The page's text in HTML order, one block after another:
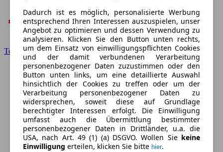
Toyota
Dadurch ist es möglich, personalisierte Werbung
entsprechend Ihren Interessen auszuspielen, unser
Angebot zu optimieren und dessen Verwendung zu
analysieren. Klicken Sie den Button unten rechts,
um dem Einsatz von einwilligungspflichten Cookies
und der damit verbundenen Verarbeitung
personenbezogener Daten zuzustimmen oder den
Button unten links, um eine detaillierte Auswahl
hinsichtlich der Cookies zu treffen oder um der
Verarbeitung personenbezogener Daten zu
widersprechen, soweit diese auf Grundlage
berechtigter Interessen erfolgt. Die Einwilligung
umfasst auch die Übermittlung bestimmter
personenbezogener Daten in Drittländer, u.a. die
USA, nach Art. 49 (1) (a) DSGVO. Wollen Sie keine
Einwilligung erteilen, klicken Sie bitte hier.